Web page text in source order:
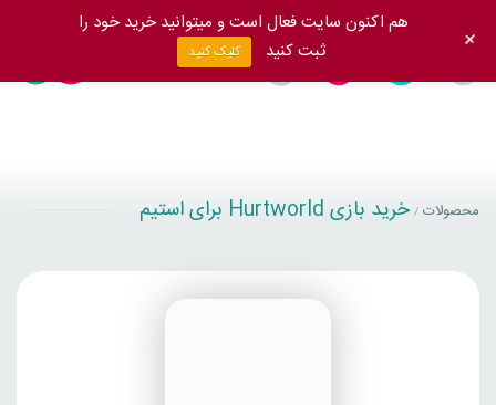
محصولات / خرید بازی Hurtworld برای استیم
هم اکنون سایت فعال است و میتوانید خرید خود را
ثبت کنید
کلیک کنید +